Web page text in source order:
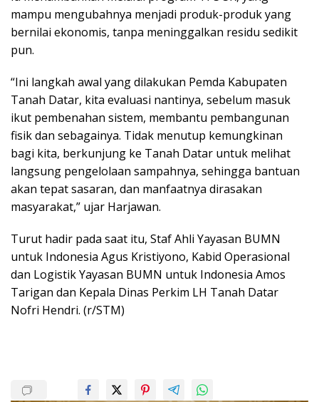
mampu mengubahnya menjadi produk-produk yang
bernilai ekonomis, tanpa meninggalkan residu sedikit
pun.
“Ini langkah awal yang dilakukan Pemda Kabupaten
Tanah Datar, kita evaluasi nantinya, sebelum masuk
ikut pembenahan sistem, membantu pembangunan
fisik dan sebagainya. Tidak menutup kemungkinan
bagi kita, berkunjung ke Tanah Datar untuk melihat
langsung pengelolaan sampahnya, sehingga bantuan
akan tepat sasaran, dan manfaatnya dirasakan
masyarakat,” ujar Harjawan.
Turut hadir pada saat itu, Staf Ahli Yayasan BUMN
untuk Indonesia Agus Kristiyono, Kabid Operasional
dan Logistik Yayasan BUMN untuk Indonesia Amos
Tarigan dan Kepala Dinas Perkim LH Tanah Datar
Nofri Hendri. (r/STM)